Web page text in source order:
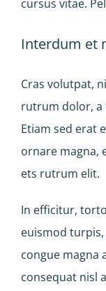
cursus vitae.
Interdum et
Cras volutpat,
rutrum dolor, a
Etiam sed erat
ornare magna,
ets rutrum elit.
In efficitur,
euismod
congue magna
consequat nisl